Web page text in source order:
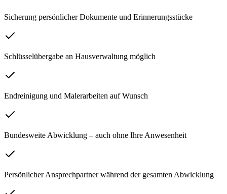
Sicherung persönlicher Dokumente und Erinnerungsstücke
Schlüsselübergabe an Hausverwaltung möglich
Endreinigung und Malerarbeiten auf Wunsch
Bundesweite Abwicklung – auch ohne Ihre Anwesenheit
Persönlicher Ansprechpartner während der gesamten Abwicklung